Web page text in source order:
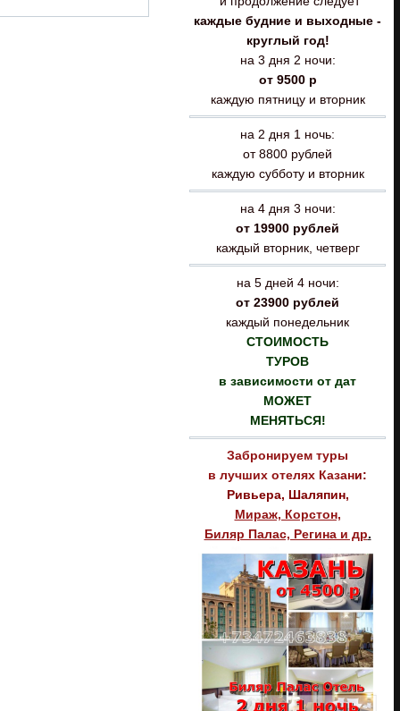
каждые будние и выходные -
круглый год!
на 3 дня 2 ночи:
от 9500 р
каждую пятницу и вторник
на 2 дня 1 ночь:
от 8800 рублей
каждую субботу и вторник
на 4 дня 3 ночи:
от 19900 рублей
каждый вторник, четверг
на 5 дней 4 ночи:
от 23900 рублей
каждый понедельник
СТОИМОСТЬ
ТУРОВ
в зависимости от дат
МОЖЕТ
МЕНЯТЬСЯ!
Забронируем туры
в лучших отелях Казани:
Ривьера, Шаляпин,
Мираж, Корстон,
Биляр Палас, Регина и др.